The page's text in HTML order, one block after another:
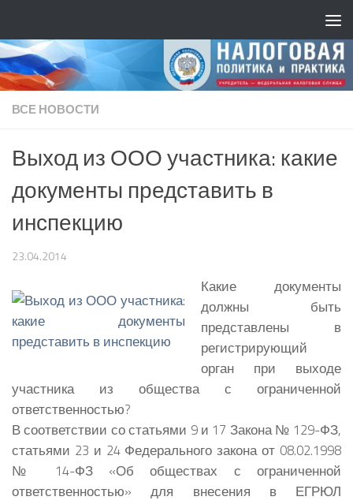
ВСЕ НОВОСТИ
Выход из ООО участника: какие
документы представить в
инспекцию
23.04.2014
Какие документы
должны быть
представлены в
регистрирующий
орган при выходе
участника из общества с ограниченной
ответственностью?
В соответствии со статьями 9 и 17 Закона № 129-ФЗ,
статьями 23 и 24 Федерального закона от 08.02.1998
№ 14-ФЗ «Об обществах с ограниченной
ответственностью» для внесения в ЕГРЮЛ